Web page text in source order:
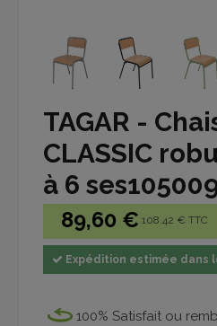
TAGAR -
CLASSIC
à 6
89,60 € 108.42 € TTC
Expédition estimée dans
100% Satisfait ou